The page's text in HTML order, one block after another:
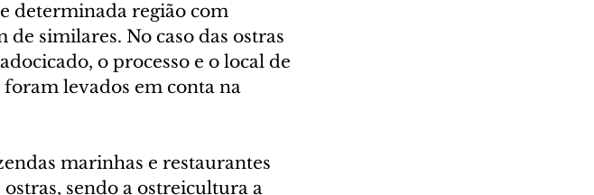
determinada região com
similares. No caso das ostras
o processo e o local de
levados em conta na
marinhas e restaurantes
sendo a ostreicultura a